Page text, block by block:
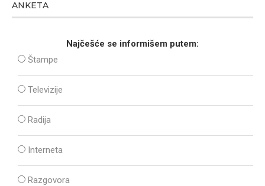
ANKETA
Najčešće se informišem putem:
Štampe
Televizije
Radija
Interneta
Razgovora